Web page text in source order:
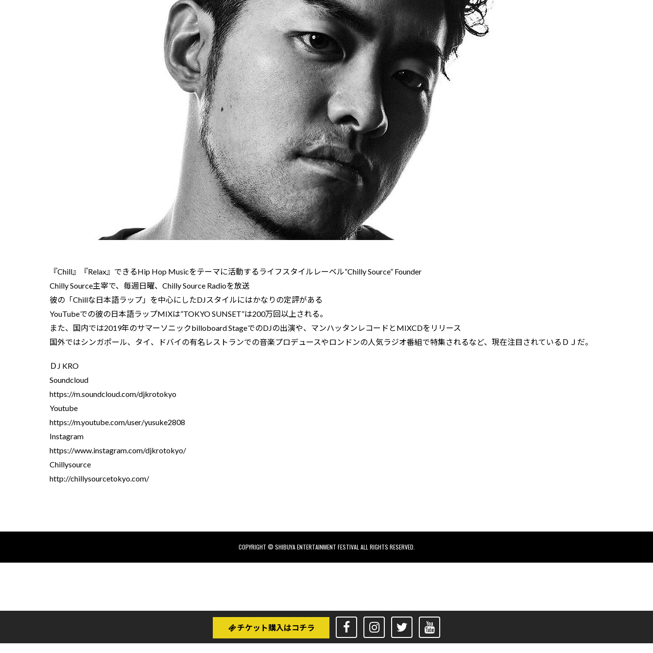
『Chill』『Relax』できるHip Hop Musicをテーマに活動するライフスタイルレーベル”Chilly Source” Founder
Chilly Source主宰で、毎週日曜、Chilly Source Radioを放送
彼の「Chillな日本語ラップ」を中心にしたDJスタイルにはかなりの定評がある
YouTubeでの彼の日本語ラップMIXは”TOKYO SUNSET”は200万回以上される。
また、国内では2019年のサマーソニックbilloboard StageでのDJの出演や、マンハッタンレコードとMIXCDをリリース
国外ではシンガポール、タイ、ドバイの有名レストランでの音楽プロデュースやロンドンの人気ラジオ番組で特集されるなど、現在注目されているＤＪだ。
ＤJ KRO
Soundcloud
https://m.soundcloud.com/djkrotokyo
Youtube
https://m.youtube.com/user/yusuke2808
Instagram
https://www.instagram.com/djkrotokyo/
Chillysource
http://chillysourcetokyo.com/
COPYRIGHT © SHIBUYA ENTERTAINMENT FESTIVAL ALL RIGHTS RESERVED.
チケット購入はコチラ